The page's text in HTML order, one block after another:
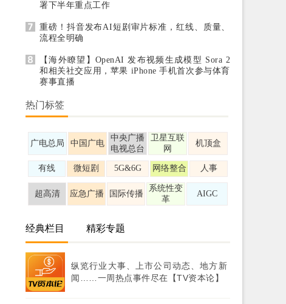
署下半年重点工作
重磅！抖音发布AI短剧审片标准，红线、质量、
流程全明确
【海外瞭望】OpenAI 发布视频生成模型 Sora 2
和相关社交应用，苹果 iPhone 手机首次参与体育
赛事直播
热门标签
广电总局 中国广电
中央广播
电视总台
卫星互联
网
机顶盒
有线 微短剧 5G&6G 网络整合 人事
超高清 应急广播 国际传播
系统性变
革
AIGC
经典栏目 精彩专题
纵览行业大事、上市公司动态、地方新
闻……一周热点事件尽在【TV资本论】